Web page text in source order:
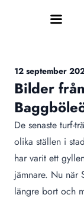
12 september
Bilder
De senaste turf-
olika ställen i
har varit ett
jämnare. Nu när
längre bort och